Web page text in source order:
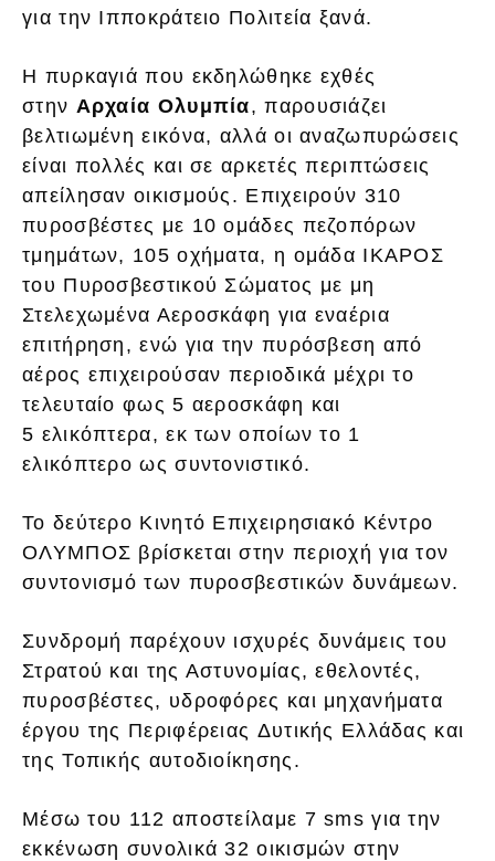
για την Ιπποκράτειο Πολιτεία ξανά.
Η πυρκαγιά που εκδηλώθηκε εχθές
στην Αρχαία Ολυμπία, παρουσιάζει
βελτιωμένη εικόνα, αλλά οι αναζωπυρώσεις
είναι πολλές και σε αρκετές περιπτώσεις
απείλησαν οικισμούς. Επιχειρούν 310
πυροσβέστες με 10 ομάδες πεζοπόρων
τμημάτων, 105 οχήματα, η ομάδα ΙΚΑΡΟΣ
του Πυροσβεστικού Σώματος με μη
Στελεχωμένα Αεροσκάφη για εναέρια
επιτήρηση, ενώ για την πυρόσβεση από
αέρος επιχειρούσαν περιοδικά μέχρι το
τελευταίο φως 5 αεροσκάφη και
5 ελικόπτερα, εκ των οποίων το 1
ελικόπτερο ως συντονιστικό.
Το δεύτερο Κινητό Επιχειρησιακό Κέντρο
ΟΛΥΜΠΟΣ βρίσκεται στην περιοχή για τον
συντονισμό των πυροσβεστικών δυνάμεων.
Συνδρομή παρέχουν ισχυρές δυνάμεις του
Στρατού και της Αστυνομίας, εθελοντές,
πυροσβέστες, υδροφόρες και μηχανήματα
έργου της Περιφέρειας Δυτικής Ελλάδας και
της Τοπικής αυτοδιοίκησης.
Μέσω του 112 αποστείλαμε 7 sms για την
εκκένωση συνολικά 32 οικισμών στην